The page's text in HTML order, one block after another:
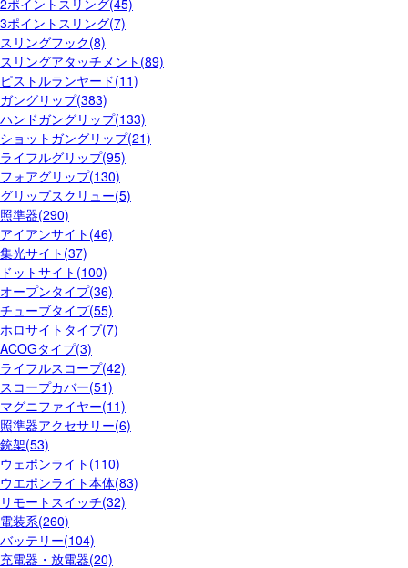
3ポイントスリング(7)
スリングフック(8)
スリングアタッチメント(89)
ピストルランヤード(11)
ガングリップ(383)
ハンドガングリップ(133)
ショットガングリップ(21)
ライフルグリップ(95)
フォアグリップ(130)
グリップスクリュー(5)
照準器(290)
アイアンサイト(46)
集光サイト(37)
ドットサイト(100)
オープンタイプ(36)
チューブタイプ(55)
ホロサイトタイプ(7)
ACOGタイプ(3)
ライフルスコープ(42)
スコープカバー(51)
マグニファイヤー(11)
照準器アクセサリー(6)
銃架(53)
ウェポンライト(110)
ウエポンライト本体(83)
リモートスイッチ(32)
電装系(260)
バッテリー(104)
充電器・放電器(20)